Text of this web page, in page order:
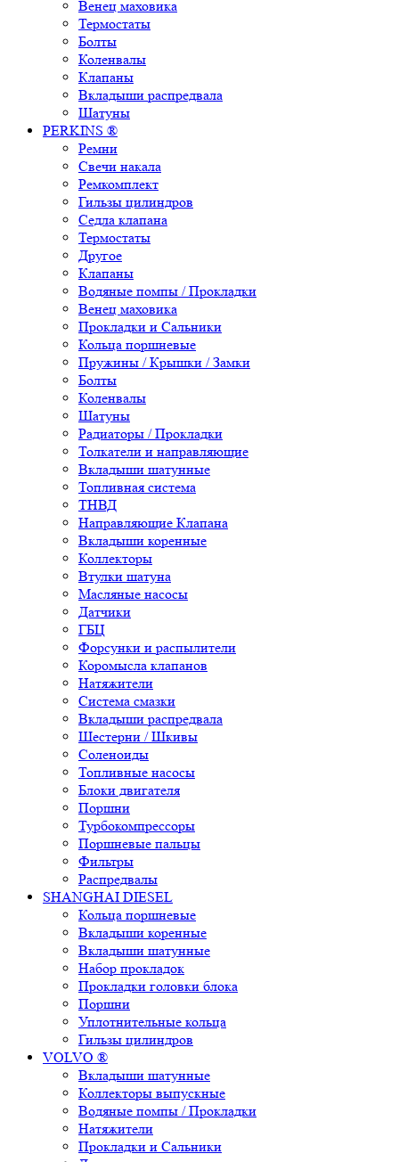
Венец маховика
Термостаты
Болты
Коленвалы
Клапаны
Вкладыши распредвала
Шатуны
PERKINS ®
Ремни
Свечи накала
Ремкомплект
Гильзы цилиндров
Седла клапана
Термостаты
Другое
Клапаны
Водяные помпы / Прокладки
Венец маховика
Прокладки и Сальники
Кольца поршневые
Пружины / Крышки / Замки
Болты
Коленвалы
Шатуны
Радиаторы / Прокладки
Толкатели и направляющие
Вкладыши шатунные
Топливная система
ТНВД
Направляющие Клапана
Вкладыши коренные
Коллекторы
Втулки шатуна
Масляные насосы
Датчики
ГБЦ
Форсунки и распылители
Коромысла клапанов
Натяжители
Система смазки
Вкладыши распредвала
Шестерни / Шкивы
Соленоиды
Топливные насосы
Блоки двигателя
Поршни
Турбокомпрессоры
Поршневые пальцы
Фильтры
Распредвалы
SHANGHAI DIESEL
Кольца поршневые
Вкладыши коренные
Вкладыши шатунные
Набор прокладок
Прокладки головки блока
Поршни
Уплотнительные кольца
Гильзы цилиндров
VOLVO ®
Вкладыши шатунные
Коллекторы выпускные
Водяные помпы / Прокладки
Натяжители
Прокладки и Сальники